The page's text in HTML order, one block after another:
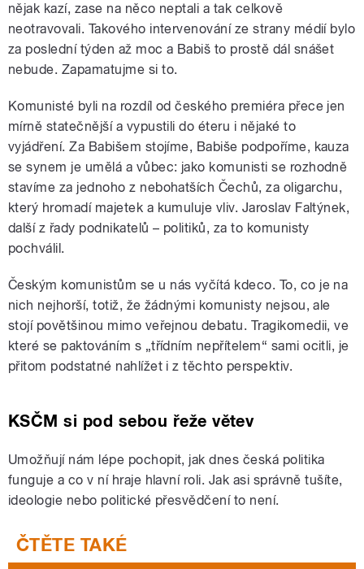
nějak kazí, zase na něco neptali a tak celkově
neotravovali. Takového intervenování ze strany médií bylo
za poslední týden až moc a Babiš to prostě dál snášet
nebude. Zapamatujme si to.
Komunisté byli na rozdíl od českého premiéra přece jen
mírně statečnější a vypustili do éteru i nějaké to
vyjádření. Za Babišem stojíme, Babiše podpoříme, kauza
se synem je umělá a vůbec: jako komunisti se rozhodně
stavíme za jednoho z nebohatších Čechů, za oligarchu,
který hromadí majetek a kumuluje vliv. Jaroslav Faltýnek,
další z řady podnikatelů – politiků, za to komunisty
pochválil.
Českým komunistům se u nás vyčítá kdeco. To, co je na
nich nejhorší, totiž, že žádnými komunisty nejsou, ale
stojí povětšinou mimo veřejnou debatu. Tragikomedii, ve
které se paktováním s „třídním nepřítelem“ sami ocitli, je
přitom podstatné nahlížet i z těchto perspektiv.
KSČM si pod sebou řeže větev
Umožňují nám lépe pochopit, jak dnes česká politika
funguje a co v ní hraje hlavní roli. Jak asi správně tušíte,
ideologie nebo politické přesvědčení to není.